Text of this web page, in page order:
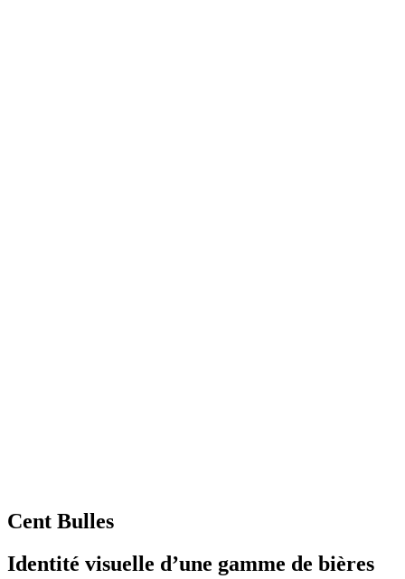
Cent Bulles
Identité visuelle d’une gamme de bières